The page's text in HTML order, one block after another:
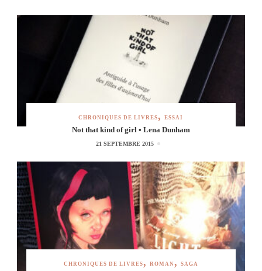
CHRONIQUES DE LIVRES ESSAI
Not that kind of girl • Lena Dunham
21 SEPTEMBRE 2015
CHRONIQUES DE LIVRES ROMAN SAGA